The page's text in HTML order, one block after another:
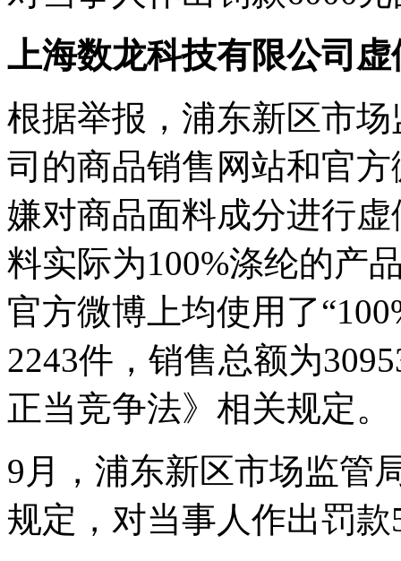
上海数龙科技有限公司
根据举报，浦东新区市
司的商品销售网站和官
嫌对商品面料成分进行
料实际为100%涤纶的产
官方微博上均使用了
2243件，销售总额为
正当竞争法》相关规定。
9月，浦东新区市场监管
规定，对当事人作出罚